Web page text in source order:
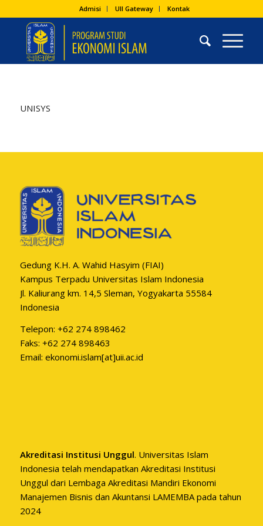
Admisi UII Gateway Kontak
UNISYS
Gedung K.H. A. Wahid Hasyim (FIAI)
Kampus Terpadu Universitas Islam Indonesia
Jl. Kaliurang km. 14,5 Sleman, Yogyakarta 55584
Indonesia
Telepon: +62 274 898462
Faks: +62 274 898463
Email: ekonomi.islam[at]uii.ac.id
Akreditasi Institusi Unggul. Universitas Islam
Indonesia telah mendapatkan Akreditasi Institusi
Unggul dari Lembaga Akreditasi Mandiri Ekonomi
Manajemen Bisnis dan Akuntansi LAMEMBA pada tahun
2024